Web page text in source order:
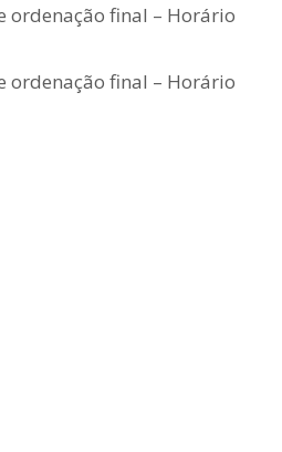
ordenação final – Horário
ordenação final – Horário